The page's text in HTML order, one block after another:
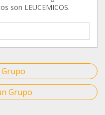
son LEUCEMICOS.
Grupo